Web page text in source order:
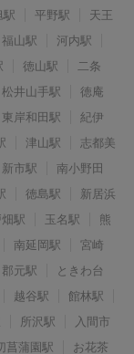
駅 平野駅
天王
福山駅
河内駅
徳山駅
二条
松井山手駅
徳庵
東岸和田駅
紀伊
津山駅
志都美
新市駅
南小野田
徳島駅
新居浜
畑駅 玉名駅
熊
南延岡駅
宮崎
郡元駅
ときわ台
越谷駅
館林駅
所沢駅
入間市
菖蒲園駅 お花茶